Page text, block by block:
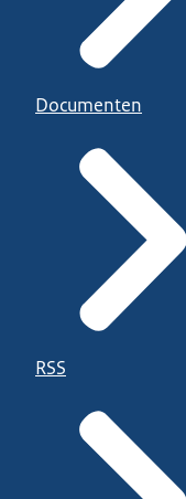
Documenten
RSS